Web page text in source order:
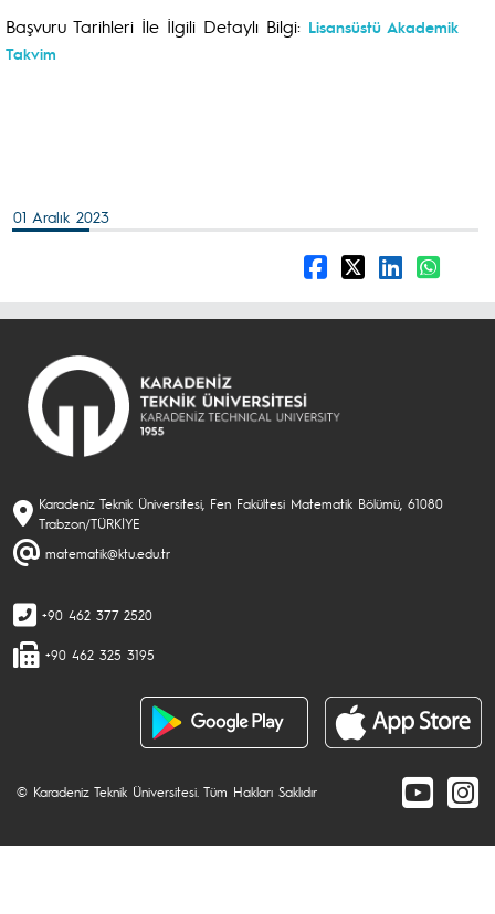
Başvuru Tarihleri İle İlgili Detaylı Bilgi: Lisansüstü Akademik
Takvim
01 Aralık 2023
Karadeniz Teknik Üniversitesi, Fen Fakültesi Matematik Bölümü, 61080
Trabzon/TÜRKİYE
matematik@ktu.edu.tr
+90 462 377 2520
+90 462 325 3195
© Karadeniz Teknik Üniversitesi. Tüm Hakları Saklıdır